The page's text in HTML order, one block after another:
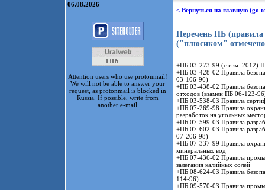
06.08.2026
Attention users who use protonmail!
We will not be able to answer your
request, as protonmail is blocked in
Russia. If possible, write from
another e-mail
< Вернуться на главную (go
Перечень ПБ (правила
("плюсиком"
+ПБ 03-273-99 (с изм. 2012)
+ПБ 03-428-02 Правила
03-106-96)
+ПБ 03-438-02 Правила
отходов (взамен ПБ 06-123-
+ПБ 03-538-03 Правила
+ПБ 07-269-98 Правила
разработок на угольных
+ПБ 07-599-03 Правила
+ПБ 07-602-03 Правила
07-206-98)
+ПБ 07-337-99 Правила
минеральных вод
+ПБ 07-436-02 Правила
залегания калийных солей
+ПБ 08-624-03 Правила
114-96)
+ПБ 09-570-03 Правила